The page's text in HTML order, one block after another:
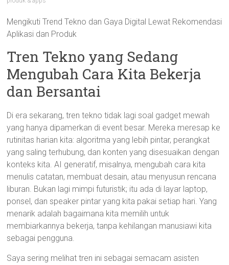
Mengikuti Trend Tekno dan Gaya Digital Lewat Rekomendasi
Aplikasi dan Produk
Tren Tekno yang Sedang
Mengubah Cara Kita Bekerja
dan Bersantai
Di era sekarang, tren tekno tidak lagi soal gadget mewah
yang hanya dipamerkan di event besar. Mereka meresap ke
rutinitas harian kita: algoritma yang lebih pintar, perangkat
yang saling terhubung, dan konten yang disesuaikan dengan
konteks kita. AI generatif, misalnya, mengubah cara kita
menulis catatan, membuat desain, atau menyusun rencana
liburan. Bukan lagi mimpi futuristik; itu ada di layar laptop,
ponsel, dan speaker pintar yang kita pakai setiap hari. Yang
menarik adalah bagaimana kita memilih untuk
membiarkannya bekerja, tanpa kehilangan manusiawi kita
sebagai pengguna.
Saya sering melihat tren ini sebagai semacam asisten